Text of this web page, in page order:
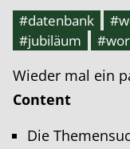
#datenbank
#jubiläum
Wieder mal ein
Content
Die